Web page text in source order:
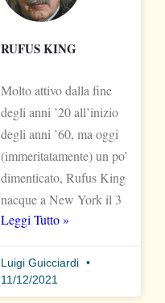
RUFUS KING
Molto attivo dalla fine
degli anni ’20 all’inizio
degli anni ’60, ma oggi
(immeritatamente) un po’
dimenticato, Rufus King
nacque a New York il 3
Leggi Tutto »
Luigi Guicciardi
11/12/2021